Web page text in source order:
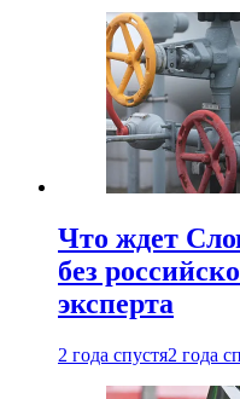
Что ждет
без
эксперта
2 года спустя2 года